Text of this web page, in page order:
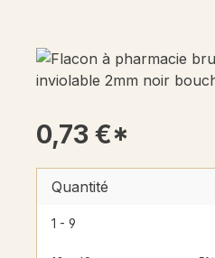
0,73 €*
Quantité
1 - 9